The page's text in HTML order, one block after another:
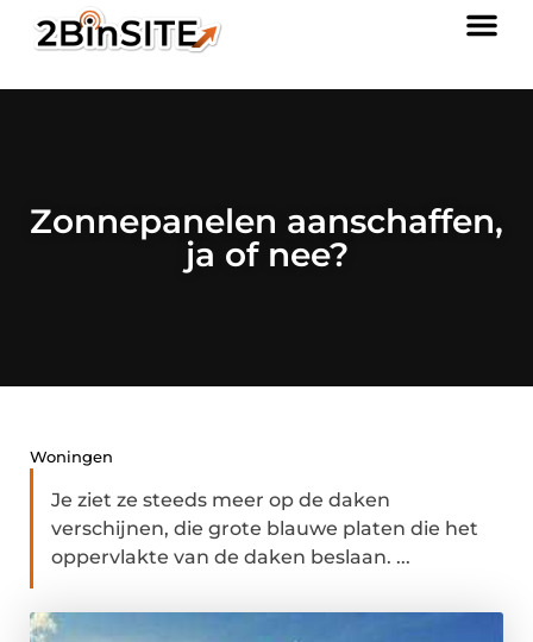
Zonnepanelen aanschaffen,
ja of nee?
Woningen
Je ziet ze steeds meer op de daken
verschijnen, die grote blauwe platen die het
oppervlakte van de daken beslaan. ...